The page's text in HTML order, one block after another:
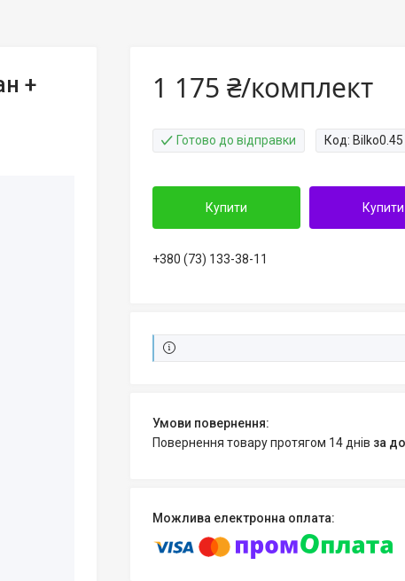
+
1 175 ₴/комплект
Готово до відправки Код:
Купити Купити
+380 (73) 133-38-11
повернення товару протягом 14 днів за